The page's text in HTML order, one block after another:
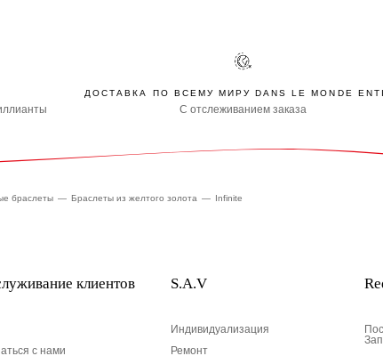
ДОСТАВКА ПО ВСЕМУ МИРУ DANS LE MONDE
С отслеживанием заказа
браслеты Браслеты из желтого золота Infinite
клиентов
с нами
S.A.V
Индивидуализация
Ремонт